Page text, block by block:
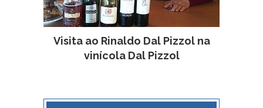
Visita ao Rinaldo Dal Pizzol na
vinícola Dal Pizzol